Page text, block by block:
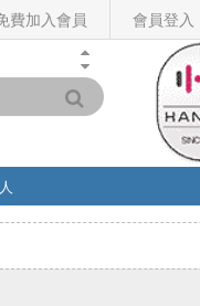
費加入會員 會員登入